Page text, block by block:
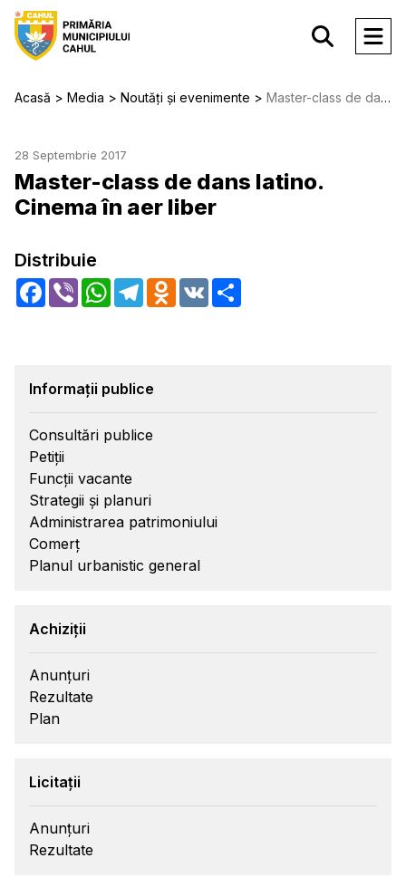
Acasă Media Noutăți și evenimente Master-class de dans latino. Cinema în aer liber
28 Septembrie 2017
Master-class de dans latino.
Cinema în aer liber
Distribuie
Facebook
Viber WhatsApp
TelegramOdnoklassniki
VK
Informații publice
Consultări publice
Petiții
Funcții vacante
Strategii și planuri
Administrarea patrimoniului
Comerț
Planul urbanistic general
Achiziții
Anunțuri
Rezultate
Plan
Licitații
Anunțuri
Rezultate